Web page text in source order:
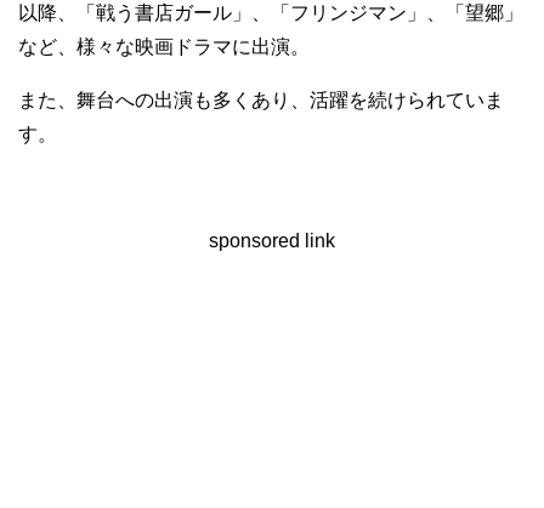
以降、「戦う書店ガール」、「フリンジマン」、「望郷」
など、様々な映画ドラマに出演。
また、舞台への出演も多くあり、活躍を続けられていま
す。
sponsored link